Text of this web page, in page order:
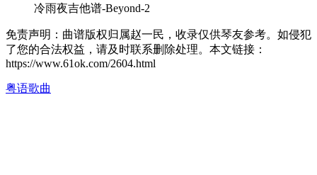
冷雨夜吉他谱-Beyond-2
免责声明：曲谱版权归属赵一民，收录仅供琴友参考。如侵犯
了您的合法权益，请及时联系删除处理。本文链接：
https://www.61ok.com/2604.html
粤语歌曲